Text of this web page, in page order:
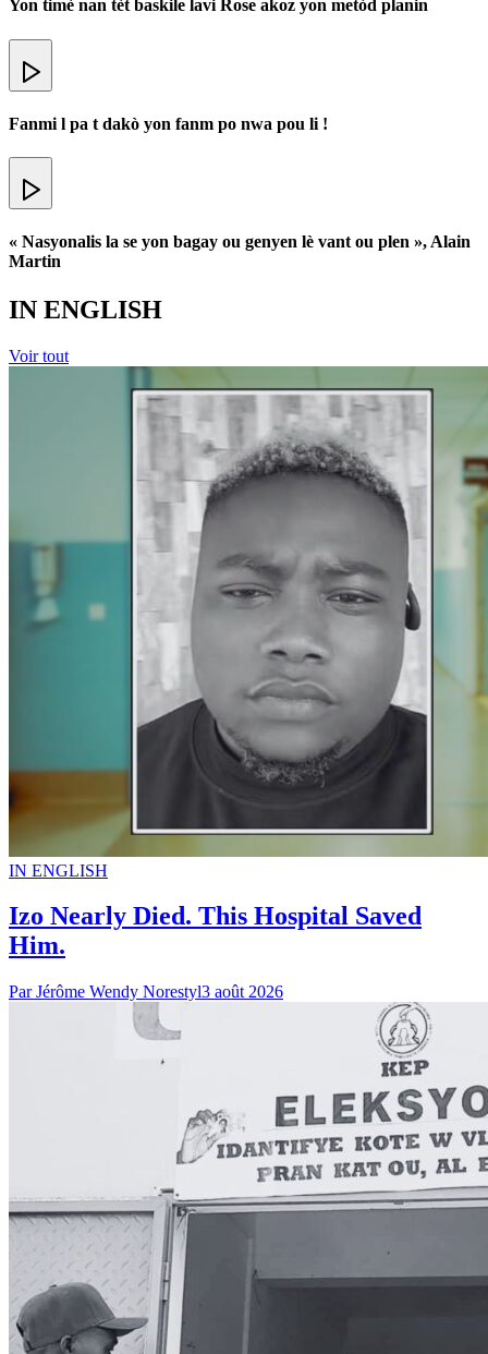
San swen, m p ap wè 2027
Aprè yon metòd kontraseptif (DMPA), Rose Conceptia Paul vin
aprann li gen yon timè nan tèt. Jodya, lavi Rose tounen yon konba
chak jou ant lopital, chache lajan ak èd pou l rive jwenn swen. Ann
koute l nan entèvyou sa a ak AyiboPost.⬇️
Yon timè nan tèt baskile lavi Rose akoz yon metòd planin
Fanmi l pa t dakò yon fanm po nwa pou li !